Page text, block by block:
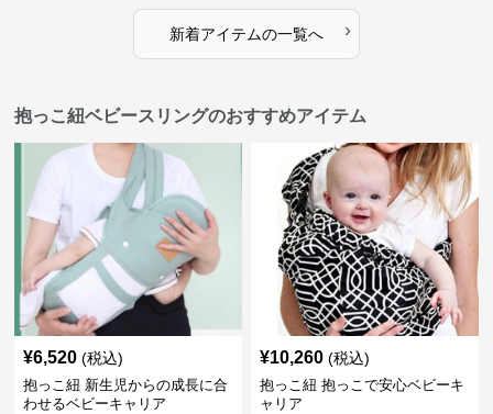
新着アイテムの一覧へ ›
抱っこ紐ベビースリングのおすすめアイテム
¥6,520 (税込)
抱っこ紐 新生児からの成長に合
わせるベビーキャリア
¥10,260 (税込)
抱っこ紐 抱っこで安心ベビーキ
ャリア